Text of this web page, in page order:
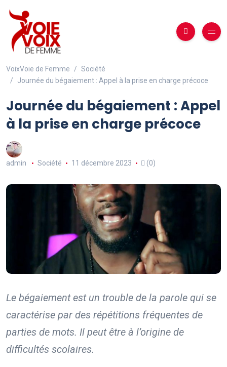
VoixVoie de Femme
Société
Journée du bégaiement : Appel à la prise en charge précoce
Journée du bégaiement : Appel
à la prise en charge précoce
admin Société 11 décembre 2023 (0)
Le bégaiement est un trouble de la parole qui se
caractérise par des répétitions fréquentes de
parties de mots. Il peut être à l’origine de
difficultés scolaires.